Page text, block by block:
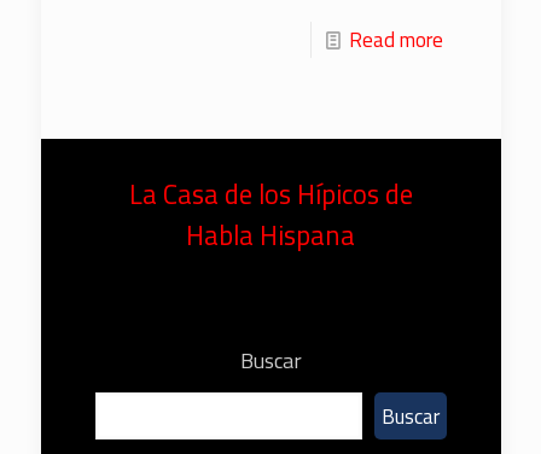
Read more
La Casa de los Hípicos de
Habla Hispana
Buscar
Buscar